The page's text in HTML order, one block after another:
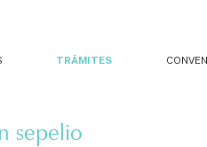
TRÁMITES
sepelio